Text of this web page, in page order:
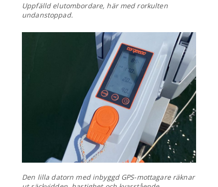
Uppfälld elutombordare, här med rorkulten
undanstoppad.
Den lilla datorn med inbyggd GPS-mottagare räknar